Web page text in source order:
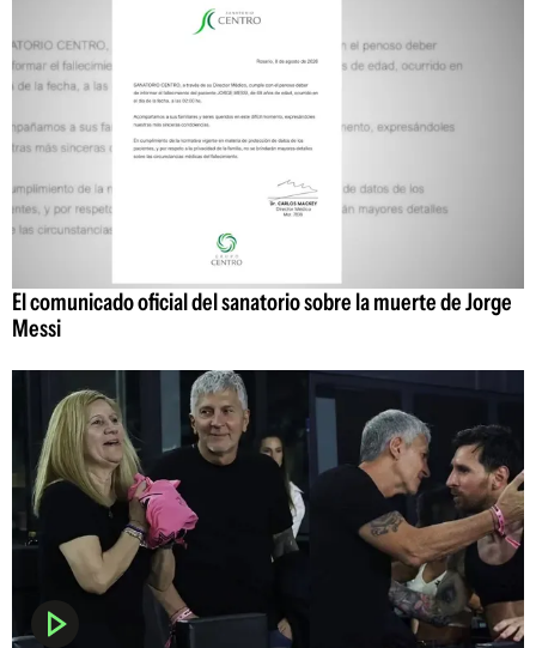
El comunicado oficial del sanatorio sobre la muerte de Jorge
Messi